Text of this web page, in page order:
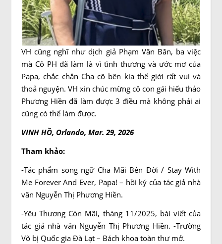
VH cũng nghĩ như dịch giả Phạm Văn Bân, ba việc
mà Cô PH đã làm là vì tình thương và ước mơ của
Papa, chắc chắn Cha cô bên kia thế giới rất vui và
thoả nguyện. VH xin chúc mừng cô con gái hiếu thảo
Phương Hiền đã làm được 3 điều mà không phải ai
cũng có thể làm được.
VINH HỒ, Orlando, Mar. 29, 2026
Tham khảo:
-Tác phẩm song ngữ Cha Mãi Bên Đời / Stay With
Me Forever And Ever, Papa! – hồi ký của tác giả nhà
văn Nguyễn Thị Phương Hiền.
-Yêu Thương Còn Mãi, tháng 11/2025, bài viết của
tác giả nhà văn Nguyễn Thị Phương Hiền. -Trường
Võ bị Quốc gia Đà Lạt – Bách khoa toàn thư mở.